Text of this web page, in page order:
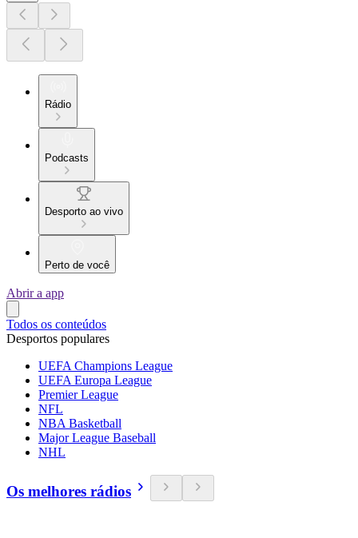
Rádio
Podcasts
Desporto ao vivo
Perto de você
Abrir a app
Todos os conteúdos
Desportos populares
UEFA Champions League
UEFA Europa League
Premier League
NFL
NBA Basketball
Major League Baseball
NHL
Os melhores rádios